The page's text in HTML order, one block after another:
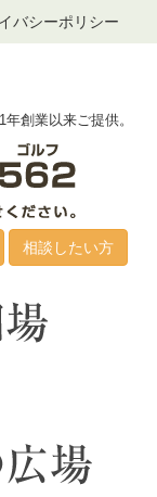
バシーポリシー
創業以来ご提供。
相談したい方